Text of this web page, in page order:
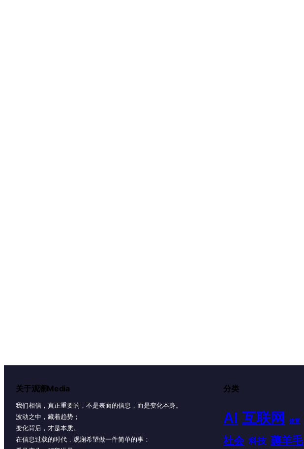
关于观澜Media
我们相信，真正重要的，不是表面的信息，而是变化本身。
波动之中，藏着趋势；
变化背后，才是本质。
在信息过载的时代，观澜希望做一件简单的事：
分类
AI 互联网 体育
社会 科技 薅羊毛